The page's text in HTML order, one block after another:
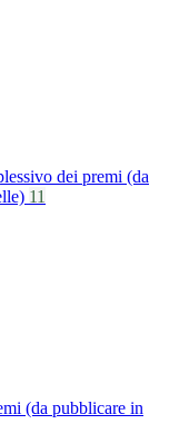
dei premi (da
11
(da pubblicare in